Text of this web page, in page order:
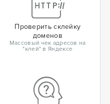
Проверить склейку
доменов
Массовый чек адресов на
"клей" в Яндексе